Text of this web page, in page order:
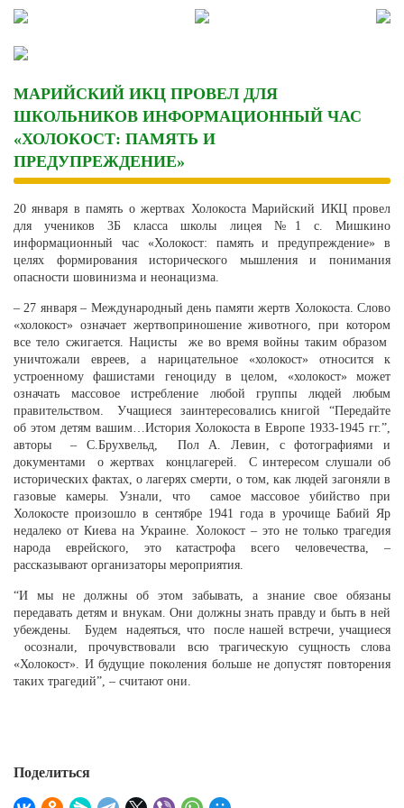
Skip
content
МАРИЙСКИЙ ИКЦ ПРОВЕЛ ДЛЯ
ШКОЛЬНИКОВ ИНФОРМАЦИОННЫЙ ЧАС
«ХОЛОКОСТ: ПАМЯТЬ И
ПРЕДУПРЕЖДЕНИЕ»
20 января в память о жертвах Холокоста Марийский ИКЦ провел
для учеников 3Б класса школы лицея №1 с. Мишкино
информационный час «Холокост: память и предупреждение» в
целях формирования исторического мышления и понимания
опасности шовинизма и неонацизма.
– 27 января – Международный день памяти жертв Холокоста. Слово
«холокост» означает жертвоприношение животного, при котором
все тело сжигается. Нацисты же во время войны таким образом
уничтожали евреев, а нарицательное «холокост» относится к
устроенному фашистами геноциду в целом, «холокост» может
означать массовое истребление любой группы людей любым
правительством. Учащиеся заинтересовались книгой “Передайте
об этом детям вашим…История Холокоста в Европе 1933-1945 гг.”,
авторы – С.Брухвельд, Пол А. Левин, с фотографиями и
документами о жертвах концлагерей. С интересом слушали об
исторических фактах, о лагерях смерти, о том, как людей загоняли в
газовые камеры. Узнали, что самое массовое убийство при
Холокосте произошло в сентябре 1941 года в урочище Бабий Яр
недалеко от Киева на Украине. Холокост – это не только трагедия
народа еврейского, это катастрофа всего человечества, –
рассказывают организаторы мероприятия.
“И мы не должны об этом забывать, а знание свое обязаны
передавать детям и внукам. Они должны знать правду и быть в ней
убеждены. Будем надеяться, что после нашей встречи, учащиеся
осознали, прочувствовали всю трагическую сущность слова
«Холокост». И будущие поколения больше не допустят повторения
таких трагедий”, – считают они.
Поделиться